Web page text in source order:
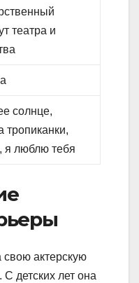
театра и
солнце,
тропиканки,
я люблю тебя
актерскую
С детских лет она